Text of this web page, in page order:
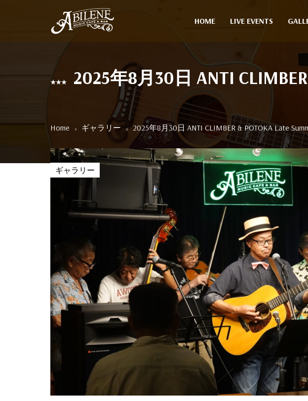
HOME LIVE EVENTS
2025年8月30日 ANTI
Home ギャラリー 2025年8月30日 ANTI CLIMBER & POTOKA Late
ギャラリー